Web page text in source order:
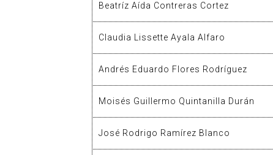
Beatríz Aída Contreras Cortez
Claudia Lissette Ayala Alfaro
Andrés Eduardo Flores Rodríguez
Moisés Guillermo Quintanilla Durán
José Rodrigo Ramírez Blanco